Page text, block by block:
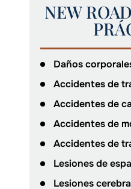
NEW
Daños
Accidentes de
Accidentes de
Accidentes de
Accidentes de
Lesiones de
Lesiones